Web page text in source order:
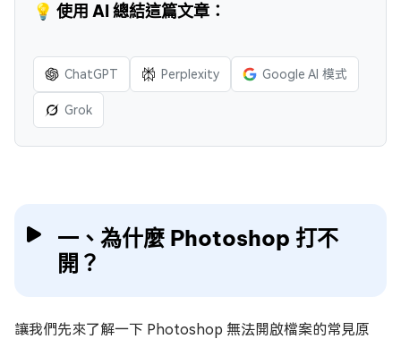
💡 使用 AI 總結這篇文章：
ChatGPT Perplexity Google AI 模式
Grok
一、為什麼 Photoshop 打不
開？
讓我們先來了解一下 Photoshop 無法開啟檔案的常見原